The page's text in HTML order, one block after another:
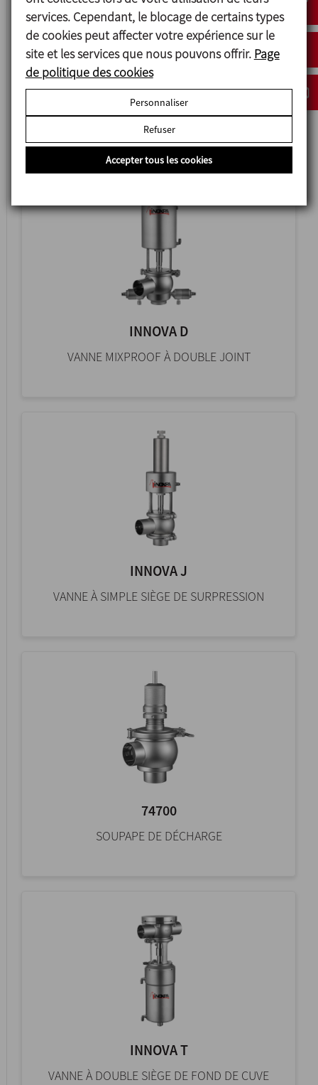
INNOVA F
VANNE À CLAPET FOND DE CUVE
INNOVA D
VANNE MIXPROOF À DOUBLE JOINT
INNOVA J
VANNE À SIMPLE SIÈGE DE SURPRESSION
74700
SOUPAPE DE DÉCHARGE
INNOVA T
VANNE À DOUBLE SIÈGE DE FOND DE CUVE
services. Cependant, le blocage de certains types
de cookies peut affecter votre expérience sur le
site et les services que nous pouvons offrir. Page
de politique des cookies
Personnaliser
Refuser
Accepter tous les cookies